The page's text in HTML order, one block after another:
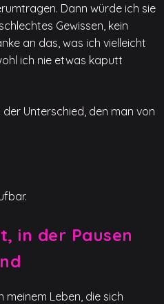
Dann würde ich sie
Gewissen, kein
an das, was ich vielleicht
ich nie etwas kaputt
Unterschied, den man von
in der Pausen
meinem Leben, die sich